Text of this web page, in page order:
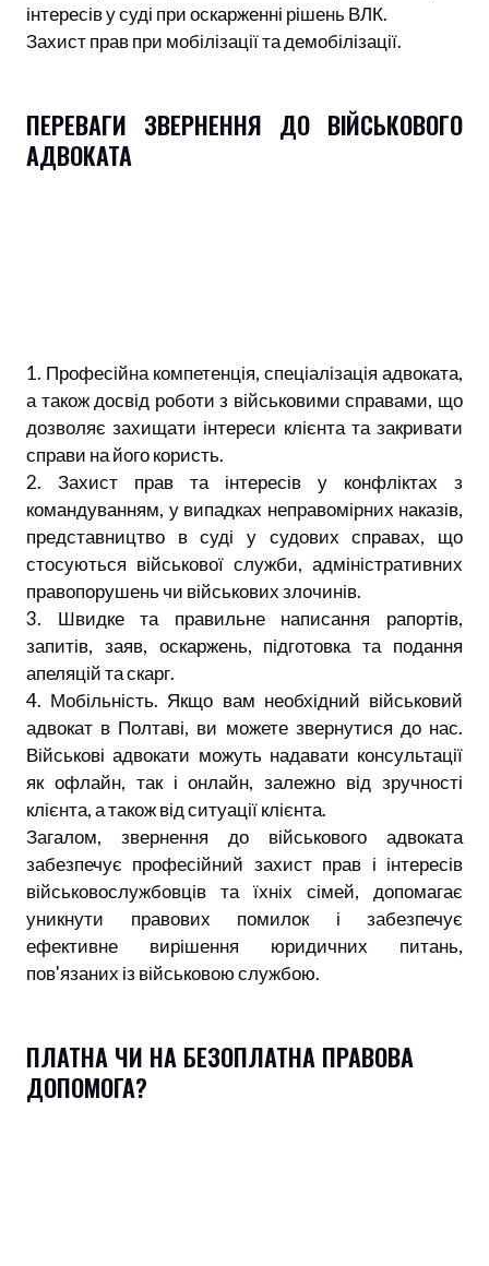
інтересів у суді при оскарженні рішень ВЛК.
Захист прав при мобілізації та демобілізації.
ПЕРЕВАГИ ЗВЕРНЕННЯ ДО ВІЙСЬКОВОГО
АДВОКАТА
1. Професійна компетенція, спеціалізація адвоката,
а також досвід роботи з військовими справами, що
дозволяє захищати інтереси клієнта та закривати
справи на його користь.
2. Захист прав та інтересів у конфліктах з
командуванням, у випадках неправомірних наказів,
представництво в суді у судових справах, що
стосуються військової служби, адміністративних
правопорушень чи військових злочинів.
3. Швидке та правильне написання рапортів,
запитів, заяв, оскаржень, підготовка та подання
апеляцій та скарг.
4. Мобільність. Якщо вам необхідний військовий
адвокат в Полтаві, ви можете звернутися до нас.
Військові адвокати можуть надавати консультації
як офлайн, так і онлайн, залежно від зручності
клієнта, а також від ситуації клієнта.
Загалом, звернення до військового адвоката
забезпечує професійний захист прав і інтересів
військовослужбовців та їхніх сімей, допомагає
уникнути правових помилок і забезпечує
ефективне вирішення юридичних питань,
пов'язаних із військовою службою.
ПЛАТНА ЧИ НА БЕЗОПЛАТНА ПРАВОВА
ДОПОМОГА?